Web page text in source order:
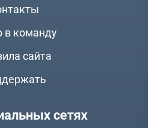
в команду
сайта
сетях